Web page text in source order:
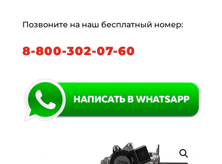
Позвоните на наш бесплатный номер:
8-800-302-07-60